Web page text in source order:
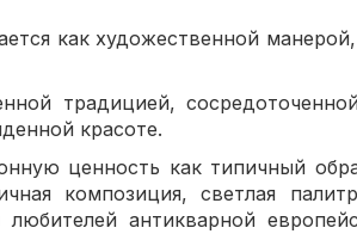
как художественной
традицией,
красоте.
ценность как типичный
композиция, светлая
антикварной